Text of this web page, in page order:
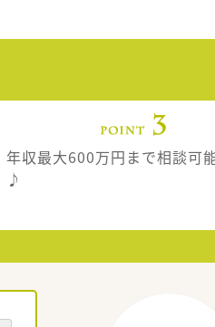
年収最大600万円まで相談可
♪